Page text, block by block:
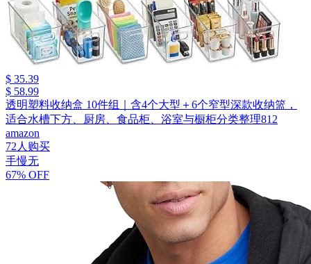
$ 35.39
$ 58.99
透明塑料收纳盒 10件组｜含4个大型＋6个窄型深款收纳篮，
适合水槽下方、厨房、食品柜、浴室与橱柜分类整理812
amazon
72人购买
手慢无
67% OFF